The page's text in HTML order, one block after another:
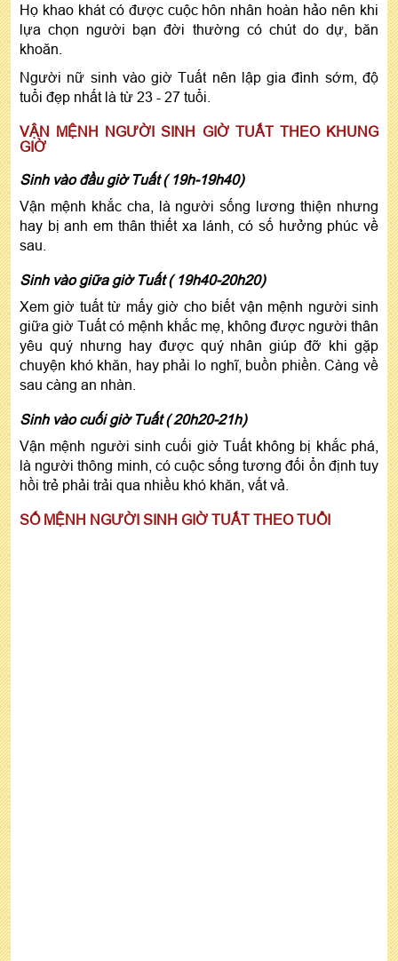
Họ khao khát có được cuộc hôn nhân hoàn hảo nên khi
lựa chọn người bạn đời thường có chút do dự, băn
khoăn.
Người nữ sinh vào giờ Tuất nên lập gia đình sớm, độ
tuổi đẹp nhất là từ 23 - 27 tuổi.
VẬN MỆNH NGƯỜI SINH GIỜ TUẤT THEO KHUNG
GIỜ
Sinh vào đầu giờ Tuất ( 19h-19h40)
Vận mệnh khắc cha, là người sống lương thiện nhưng
hay bị anh em thân thiết xa lánh, có số hưởng phúc về
sau.
Sinh vào giữa giờ Tuất ( 19h40-20h20)
Xem giờ tuất từ mấy giờ cho biết vận mệnh người sinh
giữa giờ Tuất có mệnh khắc mẹ, không được người thân
yêu quý nhưng hay được quý nhân giúp đỡ khi gặp
chuyện khó khăn, hay phải lo nghĩ, buồn phiền. Càng về
sau càng an nhàn.
Sinh vào cuối giờ Tuất ( 20h20-21h)
Vận mệnh người sinh cuối giờ Tuất không bị khắc phá,
là người thông minh, có cuộc sống tương đối ổn định tuy
hồi trẻ phải trải qua nhiều khó khăn, vất vả.
SỐ MỆNH NGƯỜI SINH GIỜ TUẤT THEO TUỔI